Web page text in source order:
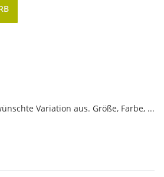
Variation aus. Größe, Farbe, ...